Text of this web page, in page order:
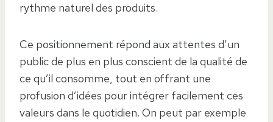
rythme naturel des produits.
Ce positionnement répond aux attentes d’un
public de plus en plus conscient de la qualité de
ce qu’il consomme, tout en offrant une
profusion d’idées pour intégrer facilement ces
valeurs dans le quotidien. On peut par exemple